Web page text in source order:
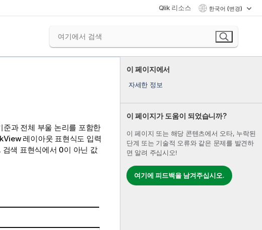
Qlik 리소스 한국어 (변경)
이 페이지에서
자세한 정보
이 페이지가 도움이 되었습니까?
이 페이지 또는 해당 콘텐츠에서 오타, 누락된
단계 또는 기술적 오류와 같은 문제를 발견하
면 알려 주십시오!
여기에 피드백을 남겨주십시오.
과 전체 부울 논리를 포함한
레이아웃 표현식도 입력
색 표현식에서 0이 아닌 값